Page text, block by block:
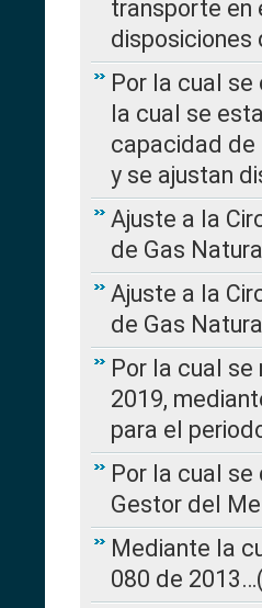
transporte en
disposiciones
Por la cual se
la cual se
capacidad de
y se ajustan
Ajuste a la
de Gas
Ajuste a la
de Gas
Por la cual se
2019,
para el
Por la cual
Gestor del
Mediante la
080 de